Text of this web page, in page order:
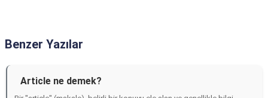
Benzer Yazılar
Article ne demek?